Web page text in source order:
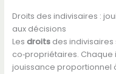
Droits des indivisaires :
aux décisions
Les droitsdes indivisaires
co‑propriétaires. Chaque
jouissance proportionnel